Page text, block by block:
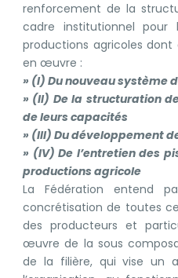
renforcement de la
cadre institutionnel
productions agricoles
en œuvre :
» (I) Du nouveau système
» (II) De la structuration
de leurs capacités
» (III) Du développement
» (IV) De l’entretien des
productions agricole
La Fédération entend
concrétisation de toutes
des producteurs et
œuvre de la sous
de la filière, qui vise un